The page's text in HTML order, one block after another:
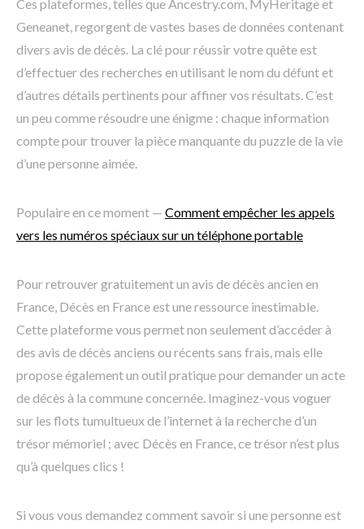
Ces plateformes, telles que Ancestry.com, MyHeritage et
Geneanet, regorgent de vastes bases de données contenant
divers avis de décès. La clé pour réussir votre quête est
d’effectuer des recherches en utilisant le nom du défunt et
d’autres détails pertinents pour affiner vos résultats. C’est
un peu comme résoudre une énigme : chaque information
compte pour trouver la pièce manquante du puzzle de la vie
d’une personne aimée.
Populaire en ce moment — Comment empêcher les appels
vers les numéros spéciaux sur un téléphone portable
Pour retrouver gratuitement un avis de décès ancien en
France, Décès en France est une ressource inestimable.
Cette plateforme vous permet non seulement d’accéder à
des avis de décès anciens ou récents sans frais, mais elle
propose également un outil pratique pour demander un acte
de décès à la commune concernée. Imaginez-vous voguer
sur les flots tumultueux de l’internet à la recherche d’un
trésor mémoriel ; avec Décès en France, ce trésor n’est plus
qu’à quelques clics !
Si vous vous demandez comment savoir si une personne est